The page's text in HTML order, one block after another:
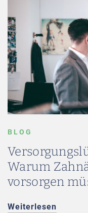
BLOG
Warum
vorsorgen
Weiterlesen